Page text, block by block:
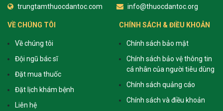
trungtamthuocdantoc.com info@thuocdantoc.org
VỀ CHÚNG TÔI
Về chúng tôi
Đội ngũ bác sĩ
Đặt mua thuốc
Đặt lịch khám bệnh
Liên hệ
CHÍNH SÁCH & ĐIỀU KHOẢN
Chính sách bảo mật
Chính sách bảo vệ thông tin
cá nhân của người tiêu dùng
Chính sách quảng cáo
Chính sách và điều khoản